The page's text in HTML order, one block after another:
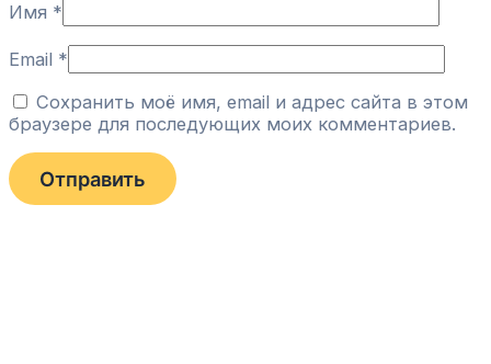
Имя *
Email *
Сохранить моё имя, email и адрес сайта в этом
браузере для последующих моих комментариев.